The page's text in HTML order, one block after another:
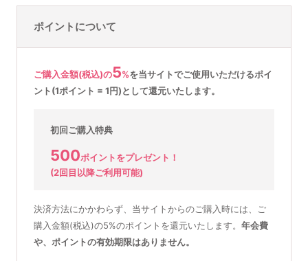
ポイントについて
ご購入金額(税込)の5%を当サイトでご使用いただけるポイ
ント(1ポイント = 1円)として還元いたします。
初回ご購入特典
500ポイントをプレゼント！
(2回目以降ご利用可能)
決済方法にかかわらず、当サイトからのご購入時には、ご
購入金額(税込)の5%のポイントを還元いたします。 年会費
や、ポイントの有効期限はありません。